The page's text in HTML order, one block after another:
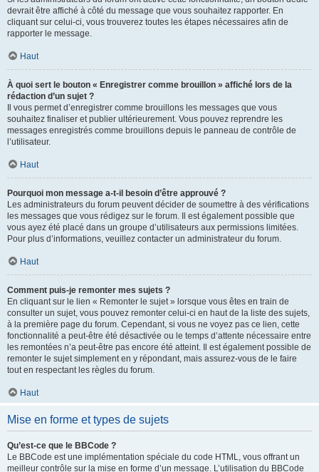
devrait être affiché à côté du message que vous souhaitez rapporter. En
cliquant sur celui-ci, vous trouverez toutes les étapes nécessaires afin de
rapporter le message.
Haut
À quoi sert le bouton « Enregistrer comme brouillon » affiché lors de la
rédaction d’un sujet ?
Il vous permet d’enregistrer comme brouillons les messages que vous
souhaitez finaliser et publier ultérieurement. Vous pouvez reprendre les
messages enregistrés comme brouillons depuis le panneau de contrôle de
l’utilisateur.
Haut
Pourquoi mon message a-t-il besoin d’être approuvé ?
Les administrateurs du forum peuvent décider de soumettre à des vérifications
les messages que vous rédigez sur le forum. Il est également possible que
vous ayez été placé dans un groupe d’utilisateurs aux permissions limitées.
Pour plus d’informations, veuillez contacter un administrateur du forum.
Haut
Comment puis-je remonter mes sujets ?
En cliquant sur le lien « Remonter le sujet » lorsque vous êtes en train de
consulter un sujet, vous pouvez remonter celui-ci en haut de la liste des sujets,
à la première page du forum. Cependant, si vous ne voyez pas ce lien, cette
fonctionnalité a peut-être été désactivée ou le temps d’attente nécessaire entre
les remontées n’a peut-être pas encore été atteint. Il est également possible de
remonter le sujet simplement en y répondant, mais assurez-vous de le faire
tout en respectant les règles du forum.
Haut
Mise en forme et types de sujets
Qu’est-ce que le BBCode ?
Le BBCode est une implémentation spéciale du code HTML, vous offrant un
meilleur contrôle sur la mise en forme d’un message. L’utilisation du BBCode